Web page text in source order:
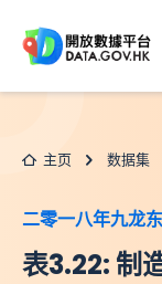
主页 数据集
二零一八年九龙
表3.22: 制